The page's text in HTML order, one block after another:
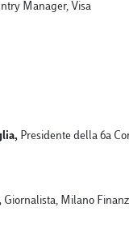
Manager, Visa
Presidente della 6a
Giornalista, Milano